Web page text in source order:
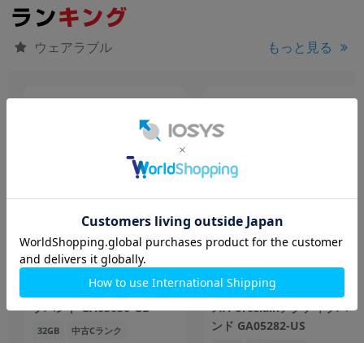
ウェアラブル もっと見る
Google Pixel Watch2 Wi-Fi
モデル Champagne Goldア
ルミケース/Hazelアクティ
ブバンド GA05030-GB
32GB 中古Cランク
41mm LTEモデル Polished
Silverアルミケー
ス/Porcelainアクティブバ
ンド GA05282-US